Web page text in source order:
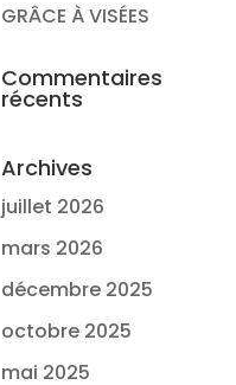
GRÂCE À VISÉES
Commentaires
récents
Archives
juillet 2026
mars 2026
décembre 2025
octobre 2025
mai 2025